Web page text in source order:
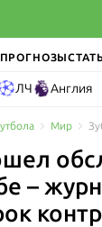
ПРОГНОЗЫ
ЛЧ Англия
Мир
–